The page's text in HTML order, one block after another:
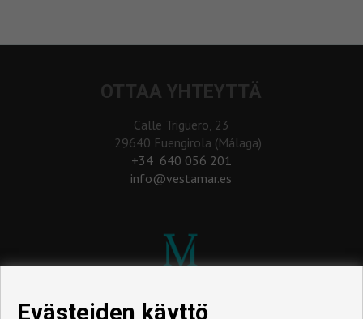
OTTAA YHTEYTTÄ
Calle Triguero, 23
29640 Fuengirola (Málaga)
‎+34 640 056 201
info@vestamar.es
Evästeiden käyttö